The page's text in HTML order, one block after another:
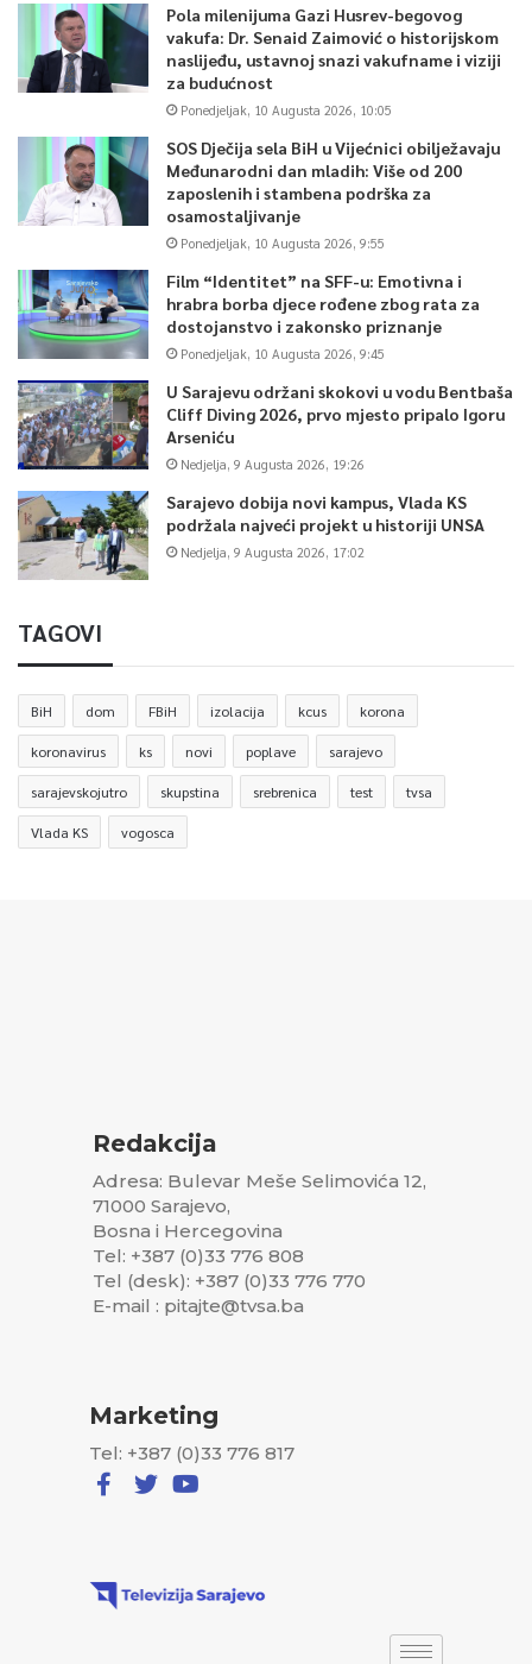
Pola milenijuma Gazi Husrev-begovog
vakufa: Dr. Senaid Zaimović o historijskom
naslijeđu, ustavnoj snazi vakufname i viziji
za budućnost
Ponedjeljak, 10 Augusta 2026, 10:05
SOS Dječija sela BiH u Vijećnici obilježavaju
Međunarodni dan mladih: Više od 200
zaposlenih i stambena podrška za
osamostaljivanje
Ponedjeljak, 10 Augusta 2026, 9:55
Film “Identitet” na SFF-u: Emotivna i
hrabra borba djece rođene zbog rata za
dostojanstvo i zakonsko priznanje
Ponedjeljak, 10 Augusta 2026, 9:45
U Sarajevu održani skokovi u vodu Bentbaša
Cliff Diving 2026, prvo mjesto pripalo Igoru
Arseniću
Nedjelja, 9 Augusta 2026, 19:26
Sarajevo dobija novi kampus, Vlada KS
podržala najveći projekt u historiji UNSA
Nedjelja, 9 Augusta 2026, 17:02
TAGOVI
BiH dom FBiH izolacija kcus korona
koronavirus ks novi poplave sarajevo
sarajevskojutro skupstina srebrenica test tvsa
Vlada KS vogosca
Redakcija
Adresa: Bulevar Meše Selimovića 12,
71000 Sarajevo,
Bosna i Hercegovina
Tel: +387 (0)33 776 808
Tel (desk): +387 (0)33 776 770
E-mail : pitajte@tvsa.ba
Marketing
Tel: +387 (0)33 776 817